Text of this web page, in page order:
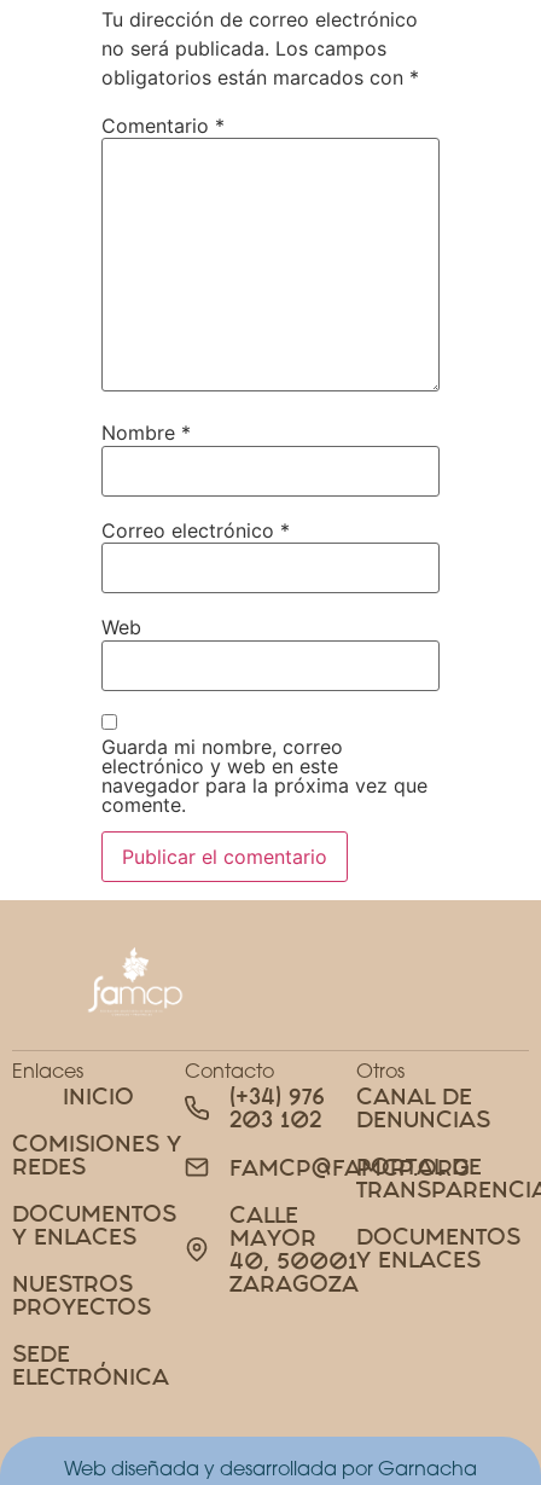
Tu dirección de correo electrónico
no será publicada. Los campos
obligatorios están marcados con *
Comentario *
Nombre *
Correo electrónico *
Web
Guarda mi nombre, correo
electrónico y web en este
navegador para la próxima vez que
comente.
Enlaces
INICIO
COMISIONES Y
REDES
DOCUMENTOS
Y ENLACES
NUESTROS
PROYECTOS
SEDE
ELECTRÓNICA
Contacto
(+34) 976
203 102
FAMCP@FAMCP.ORG
CALLE
MAYOR
40, 50001
ZARAGOZA
Otros
CANAL DE
DENUNCIAS
PORTAL DE
DOCUMENTOS
Y ENLACES
Web diseñada y desarrollada por Garnacha